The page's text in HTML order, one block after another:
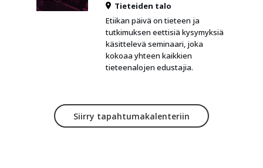
Tieteiden talo
Etiikan päivä on tieteen ja
tutkimuksen eettisiä kysymyksiä
käsittelevä seminaari, joka
kokoaa yhteen kaikkien
tieteenalojen edustajia.
Siirry tapahtumakalenteriin